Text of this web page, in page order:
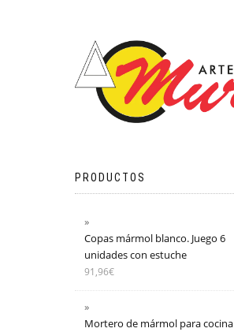
PRODUCTOS
Copas mármol blanco. Juego 6
unidades con estuche
91,96€
Mortero de mármol para cocina